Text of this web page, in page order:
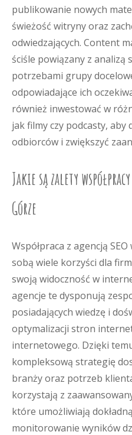
publikowanie nowych
świeżość witryny oraz
odwiedzających. Content
ściśle powiązany z analizą
potrzebami grupy
odpowiadające ich
również inwestować w
jak filmy czy podcasty,
odbiorców i zwiększyć
Jakie są zalety
Górze
Współpraca z agencją
sobą wiele korzyści dla
swoją widoczność w
agencje te dysponują
posiadających wiedzę i
optymalizacji stron
internetowego. Dzięki
kompleksową strategię
branży oraz potrzeb
korzystają z
które umożliwiają
monitorowanie wyników